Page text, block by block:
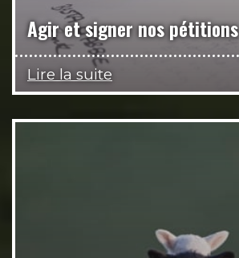
Agir et signer nos pétitions
Lire la suite